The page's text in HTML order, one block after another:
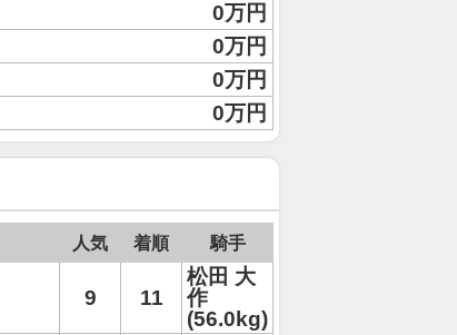
0万円
0万円
0万円
0万円
人気 着順 騎手
9 11
松田 大
作
(56.0kg)